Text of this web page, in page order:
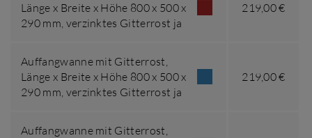
Länge x Breite x Höhe 800 x 500 x
290 mm, verzinktes Gitterrost ja
219,00 €
Auffangwanne mit Gitterrost,
Länge x Breite x Höhe 800 x 500 x
290 mm, verzinktes Gitterrost ja
219,00 €
Auffangwanne mit Gitterrost,